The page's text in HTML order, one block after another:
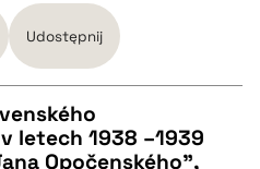
Udostępnij
letech 1938 –1939
Opočenského”,